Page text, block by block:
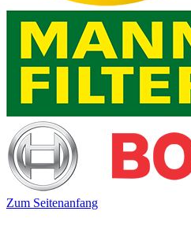
Zum Seitenanfang